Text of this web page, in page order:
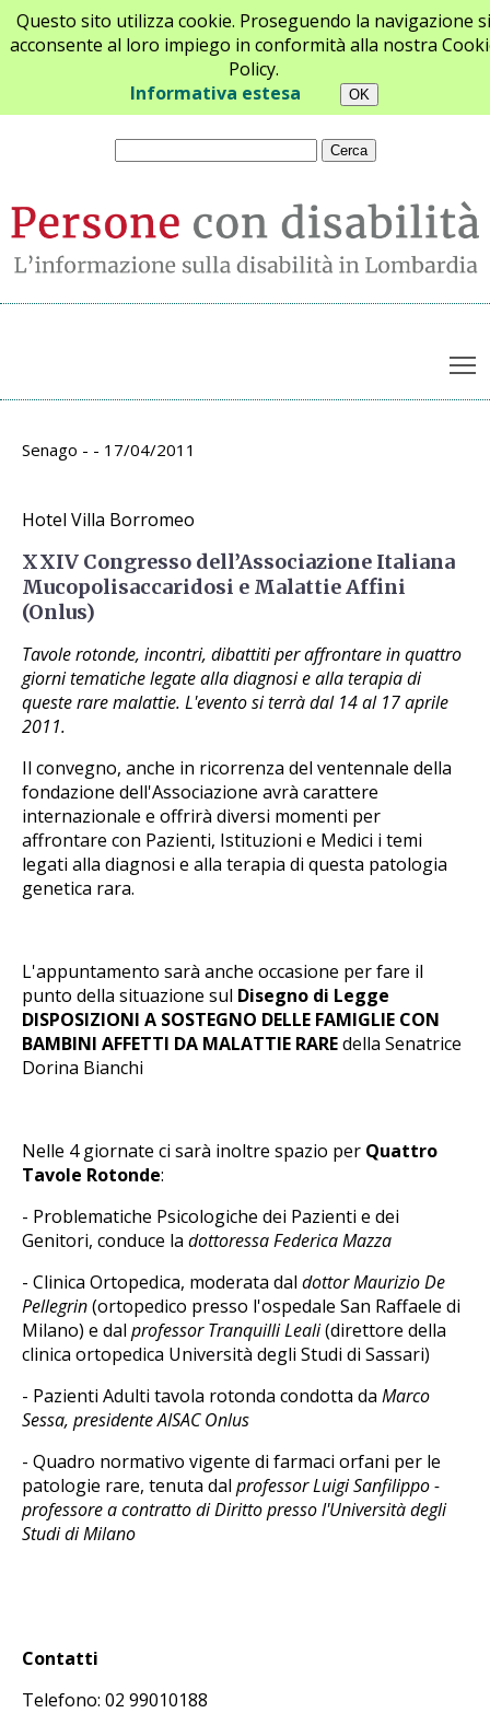
Questo sito utilizza cookie. Proseguendo la navigazione si
acconsente al loro impiego in conformità alla nostra
Policy.
Informativa estesa
Chi siamo Newsletter Contatti
Archivio appuntamenti
Senago - - 17/04/2011
Hotel Villa Borromeo
XXIV Congresso dell’Associazione Italiana
Mucopolisaccaridosi e Malattie Affini
(Onlus)
Tavole rotonde, incontri, dibattiti per affrontare in quattro
giorni tematiche legate alla diagnosi e alla terapia di
queste rare malattie. L'evento si terrà dal 14 al 17 aprile
2011.
Il convegno, anche in ricorrenza del ventennale della
fondazione dell'Associazione avrà carattere
internazionale e offrirà diversi momenti per
affrontare con Pazienti, Istituzioni e Medici i temi
legati alla diagnosi e alla terapia di questa patologia
genetica rara.
L'appuntamento sarà anche occasione per fare il
punto della situazione sul Disegno di Legge
DISPOSIZIONI A SOSTEGNO DELLE FAMIGLIE CON
BAMBINI AFFETTI DA MALATTIE RAREdella Senatrice
Dorina Bianchi
Nelle 4 giornate ci sarà inoltre spazio per Quattro
Tavole Rotonde:
- Problematiche Psicologiche dei Pazienti e dei
Genitori, conduce la dottoressa Federica Mazza
- Clinica Ortopedica, moderata dal dottor Maurizio De
Pellegrin(ortopedico presso l'ospedale San Raffaele di
Milano) e dal professor Tranquilli Leali(direttore della
clinica ortopedica Università degli Studi di Sassari)
- Pazienti Adulti tavola rotonda condotta da Marco
Sessa, presidente AISAC Onlus
- Quadro normativo vigente di farmaci orfani per le
patologie rare, tenuta dal professor Luigi Sanfilippo -
professore a contratto di Diritto presso l'Università degli
Studi di Milano
Contatti
Telefono: 02 99010188